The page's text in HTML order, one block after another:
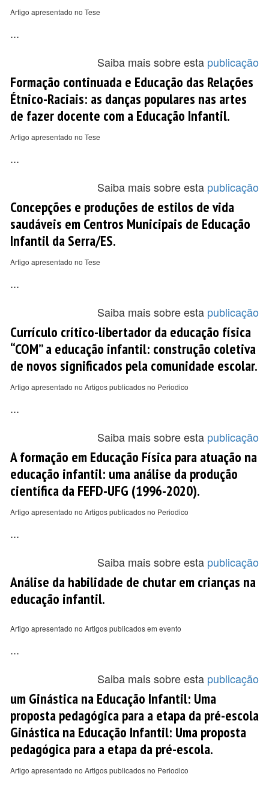
Artigo apresentado no Tese
...
Saiba mais sobre esta publicação
Formação continuada e Educação das Relações
Étnico-Raciais: as danças populares nas artes
de fazer docente com a Educação Infantil.
Artigo apresentado no Tese
...
Saiba mais sobre esta publicação
Concepções e produções de estilos de vida
saudáveis em Centros Municipais de Educação
Infantil da Serra/ES.
Artigo apresentado no Tese
...
Saiba mais sobre esta publicação
Currículo crítico-libertador da educação física
“COM” a educação infantil: construção coletiva
de novos significados pela comunidade escolar.
Artigo apresentado no Artigos publicados no Periodico
...
Saiba mais sobre esta publicação
A formação em Educação Física para atuação na
educação infantil: uma análise da produção
científica da FEFD-UFG (1996-2020).
Artigo apresentado no Artigos publicados no Periodico
...
Saiba mais sobre esta publicação
Análise da habilidade de chutar em crianças na
educação infantil.
Artigo apresentado no Artigos publicados em evento
...
Saiba mais sobre esta publicação
um Ginástica na Educação Infantil: Uma
proposta pedagógica para a etapa da pré-escola
Ginástica na Educação Infantil: Uma proposta
pedagógica para a etapa da pré-escola.
Artigo apresentado no Artigos publicados no Periodico